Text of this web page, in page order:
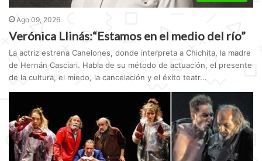
Ago 09, 2026
Verónica Llinás:“Estamos en el medio del río”
La actriz estrena Canelones, donde interpreta a Chichita, la madre
de Hernán Casciari. Habla de su método de actuación, el presente
de la cultura, el miedo, la cancelación y el éxito teatr...